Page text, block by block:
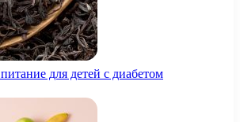
для детей с диабетом